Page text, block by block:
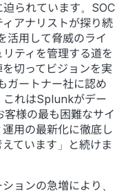
られています。SOC
アナリストが探り続
活用して脅威のライ
ティを管理する道を
切ってビジョンを実
ガートナー社に認め
これはSplunkがデー
様の最も困難なサイ
用の最新化に徹底し
ています」と続けま
ョンの急増により、